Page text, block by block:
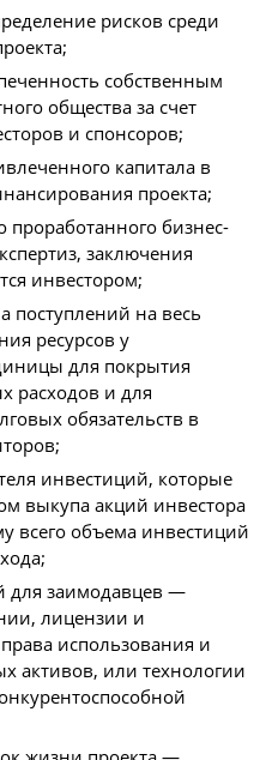
рисков среди
собственным
общества за счет
и спонсоров;
капитала в
проекта;
проработанного бизнес-
заключения
инвестором;
поступлений на весь
ресурсов у
для покрытия
расходов и для
обязательств в
инвестиций, которые
выкупа акций инвестора
всего объема инвестиций
для заимодавцев —
лицензии и
использования и
активов, или технологии